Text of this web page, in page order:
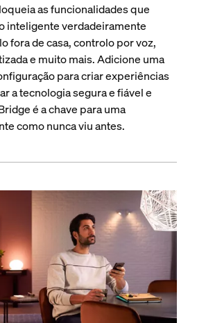
as funcionalidades que
inteligente verdadeiramente
fora de casa, controlo por voz,
e muito mais. Adicione uma
para criar experiências
a tecnologia segura e fiável e
é a chave para uma
como nunca viu antes.